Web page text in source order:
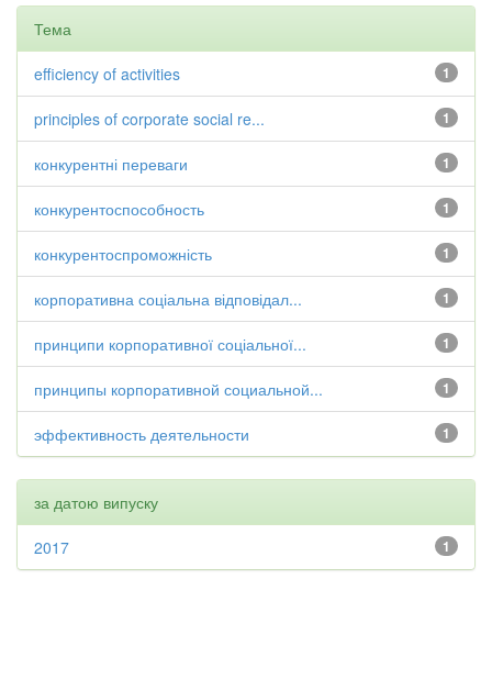
Тема
1
efficiency of activities
1
principles of corporate social re...
1
конкурентні переваги
1
конкурентоспособность
1
конкурентоспроможність
1
корпоративна соціальна відповідал...
1
принципи корпоративної соціальної...
1
принципы корпоративной социальной...
1
эффективность деятельности
за датою випуску
1
2017